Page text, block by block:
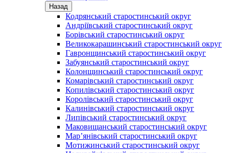
Назад
Кодрянський старостинський округ
Андріївський старостинський округ
Борівський старостинський округ
Великокарашинський старостинський округ
Гавронщинський старостинський округ
Забуянський старостинський округ
Колонщинський старостинський округ
Комарівський старостинський округ
Копилівський старостинський округ
Королівський старостинський округ
Калинівський старостинський округ
Липівський старостинський округ
Маковищанський старостинський округ
Мар’янівський старостинський округ
Мотижинський старостинський округ